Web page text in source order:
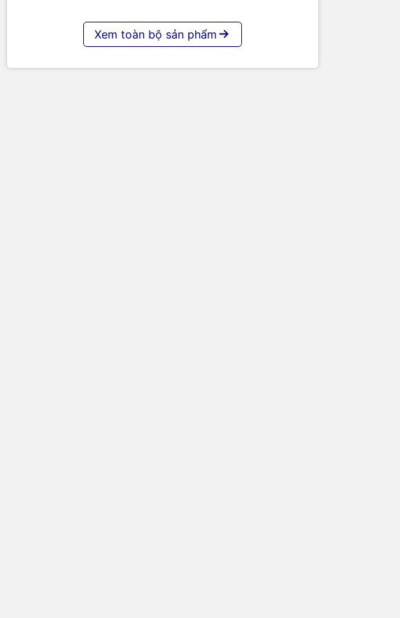
Xem toàn bộ sản phẩm
và dòngISR 4200.
tuyến mô-đun có kết nối
giao diện mạng (NIM) và
đun phong phú, chẳng hạn
cụ Máy tính cho các
khác.